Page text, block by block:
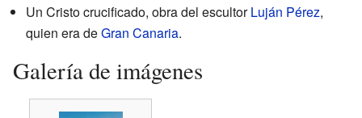
Un Cristo crucificado, obra del escultorLuján Pérez,
quien era deGran Canaria.
Galería de imágenes